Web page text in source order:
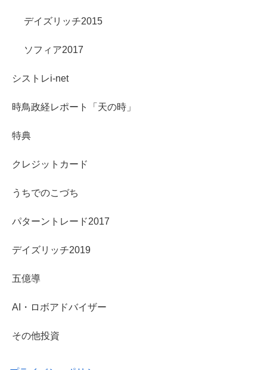
デイズリッチ2015
ソフィア2017
シストレi-net
時鳥政経レポート「天の時」
特典
クレジットカード
うちでのこづち
パターントレード2017
デイズリッチ2019
五億導
AI・ロボアドバイザー
その他投資